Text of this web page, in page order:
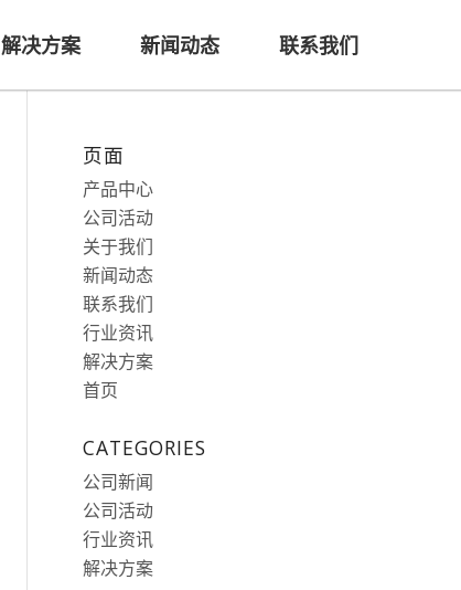
解决方案 新闻动态 联系我们
页面
产品中心
公司活动
关于我们
新闻动态
联系我们
行业资讯
解决方案
首页
CATEGORIES
公司新闻
公司活动
行业资讯
解决方案